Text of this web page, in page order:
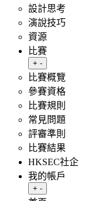
設計思考
演說技巧
資源
比賽
Toggle submenu
+ -
比賽概覽
參賽資格
比賽規則
常見問題
評審準則
比賽結果
HKSEC社企
我的帳戶
Toggle submenu
+ -